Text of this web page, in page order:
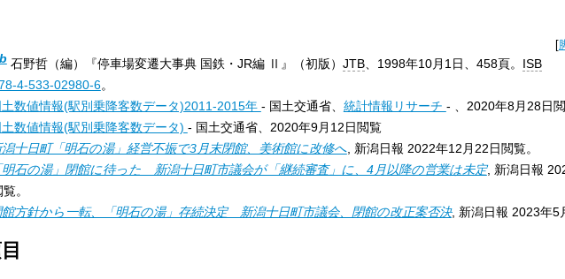
[
b 石野哲（編）『停車場変遷大事典 国鉄・JR編 Ⅱ』（初版） JTB、1998年10月1日、458頁。 ISB
4-533-02980-6。
土数値情報(駅別乗降客数データ)2011-2015年 - 国土交通省、 統計情報リサーチ - 、2020年8月28日
土数値情報(駅別乗降客数データ) - 国土交通省、2020年9月12日閲覧
潟十日町「明石の湯」経営不振で3月末閉館、美術館に改修へ, 新潟日報 2022年12月22日閲覧。
明石の湯」閉館に待った 新潟十日町市議会が「継続審査」に、4月以降の営業は未定, 新潟日報
。
館方針から一転、「明石の湯」存続決定 新潟十日町市議会、閉館の改正案否決, 新潟日報 2023年5